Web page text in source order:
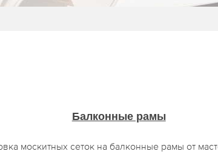
Балконные рамы
москитных сеток на балконные рамы от